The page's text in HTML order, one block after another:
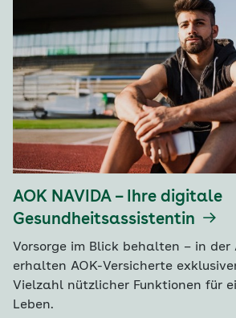
AOK NAVIDA – Ihre digitale
Gesundheitsassistentin
Vorsorge im Blick behalten – in der
erhalten AOK-Versicherte
Vielzahl nützlicher Funktionen für
Leben.